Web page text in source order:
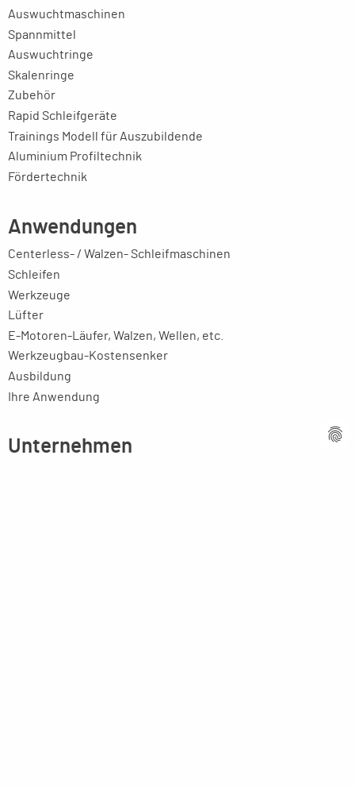
Auswuchtmaschinen
Spannmittel
Auswuchtringe
Skalenringe
Zubehör
Rapid Schleifgeräte
Trainings Modell für Auszubildende
Aluminium Profiltechnik
Fördertechnik
Anwendungen
Centerless- / Walzen- Schleifmaschinen
Schleifen
Werkzeuge
Lüfter
E-Motoren-Läufer, Walzen, Wellen, etc.
Werkzeugbau-Kostensenker
Ausbildung
Ihre Anwendung
Unternehmen